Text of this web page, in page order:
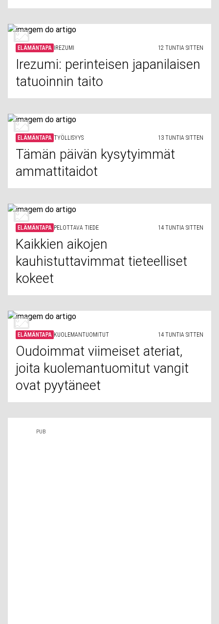
ELÄMÄNTAPA IREZUMI 12 TUNTIA SITTEN
Irezumi: perinteisen japanilaisen
tatuoinnin taito
ELÄMÄNTAPA TYÖLLISYYS 13 TUNTIA SITTEN
Tämän päivän kysytyimmät
ammattitaidot
ELÄMÄNTAPA PELOTTAVA TIEDE 14 TUNTIA SITTEN
Kaikkien aikojen
kauhistuttavimmat tieteelliset
kokeet
ELÄMÄNTAPA KUOLEMANTUOMITUT 14 TUNTIA SITTEN
Oudoimmat viimeiset ateriat,
joita kuolemantuomitut vangit
ovat pyytäneet